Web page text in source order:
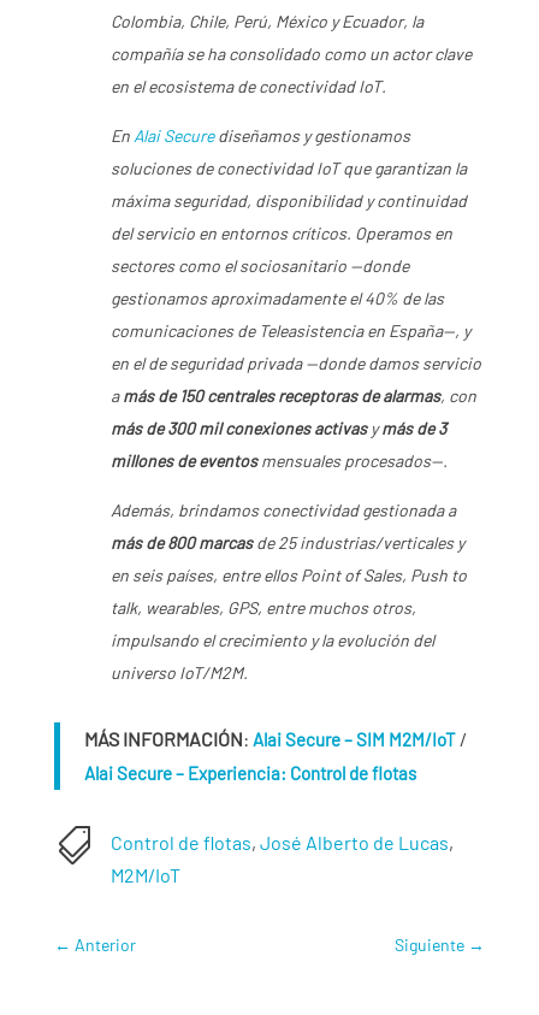
Colombia, Chile, Perú, México y Ecuador, la
compañía se ha consolidado como un actor clave
en el ecosistema de conectividad IoT.
En Alai Securediseñamos y gestionamos
soluciones de conectividad IoT que garantizan la
máxima seguridad, disponibilidad y continuidad
del servicio en entornos críticos. Operamos en
sectores como el sociosanitario —donde
gestionamos aproximadamente el 40% de las
comunicaciones de Teleasistencia en España—, y
en el de seguridad privada —donde damos servicio
amás de 150 centrales receptoras de alarmas, con
más de 300 mil conexiones activasymás de 3
millones de eventosmensuales procesados—.
Además, brindamos conectividad gestionada a
más de 800 marcasde 25 industrias/verticales y
en seis países, entre ellos Point of Sales, Push to
talk, wearables, GPS, entre muchos otros,
impulsando el crecimiento y la evolución del
universo IoT/M2M.
MÁS INFORMACIÓN: Alai Secure – SIM M2M/IoT/
Alai Secure – Experiencia: Control de flotas
 Control de flotas, José Alberto de Lucas,
M2M/IoT
← Anterior Siguiente →